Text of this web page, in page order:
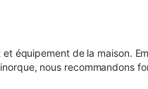
équipement de la maison.
nous recommandons